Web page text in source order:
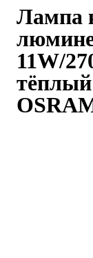
Лампа
11W/